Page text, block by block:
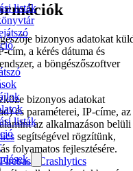
listák
listák
bizonyos adatokat
cím, a kérés dátuma és
a böngészőszoftver
bizonyos adatokat
és paraméterei, IP-címe, az
az alkalmazáson belüli
segítségével rögzítünk,
folyamatos fejlesztésére.
Firebase Crashlytics